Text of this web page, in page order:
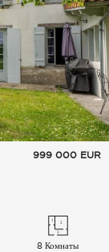
999 000 EUR
8 Комнаты